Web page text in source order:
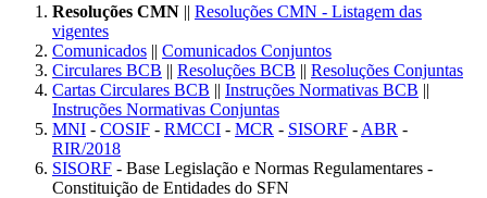
Resoluções CMN || Resoluções CMN - Listagem das
vigentes
Comunicados || Comunicados Conjuntos
Circulares BCB || Resoluções BCB || Resoluções Conjuntas
Cartas Circulares BCB || Instruções Normativas BCB ||
Instruções Normativas Conjuntas
MNI - COSIF - RMCCI - MCR - SISORF - ABR -
RIR/2018
SISORF - Base Legislação e Normas Regulamentares -
Constituição de Entidades do SFN